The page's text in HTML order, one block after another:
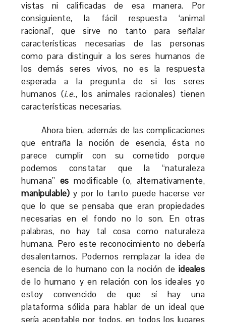
vistas ni calificadas de esa manera. Por
consiguiente, la fácil respuesta ‘animal
racional’, que sirve no tanto para señalar
características necesarias de las personas
como para distinguir a los seres humanos de
los demás seres vivos, no es la respuesta
esperada a la pregunta de si los seres
humanos (i.e., los animales racionales) tienen
características necesarias.
Ahora bien, además de las complicaciones
que entraña la noción de esencia, ésta no
parece cumplir con su cometido porque
podemos constatar que la “naturaleza
humana” es modificable (o, alternativamente,
manipulable) y por lo tanto puede hacerse ver
que lo que se pensaba que eran propiedades
necesarias en el fondo no lo son. En otras
palabras, no hay tal cosa como naturaleza
humana. Pero este reconocimiento no debería
desalentarnos. Podemos remplazar la idea de
esencia de lo humano con la noción de ideales
de lo humano y en relación con los ideales yo
estoy convencido de que sí hay una
plataforma sólida para hablar de un ideal que
sería aceptable por todos, en todos los lugares